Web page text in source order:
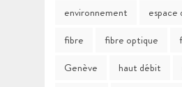
environnement
espace
fibre
fibre optique
Genève
haut débit